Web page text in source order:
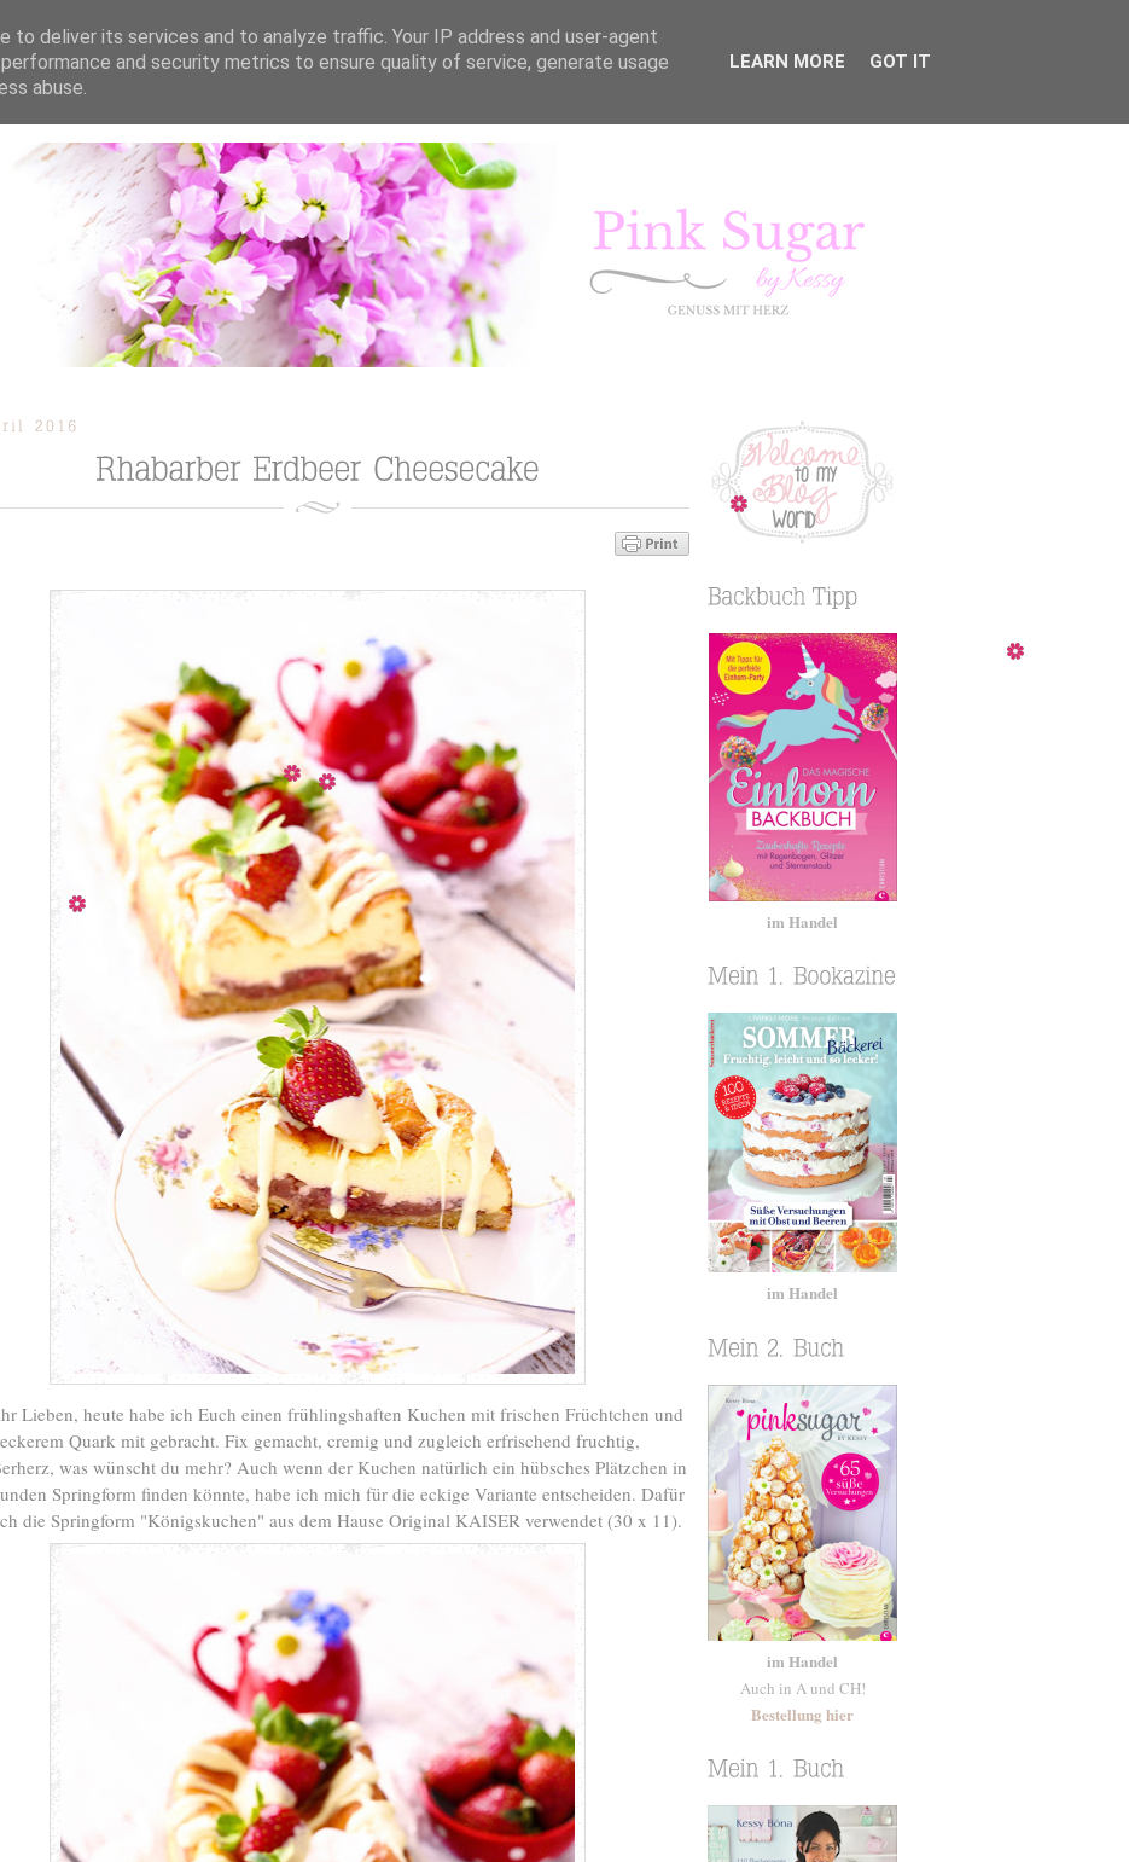
Lieben, heute habe ich Euch einen frühlingshaften Kuchen mit frischen Früchtchen und
Quark mit gebracht. Fix gemacht, cremig und zugleich erfrischend fruchtig,
was wünscht du mehr? Auch wenn der Kuchen natürlich ein hübsches Plätzchen in
Springform finden könnte, habe ich mich für die eckige Variante entscheiden. Dafür
die Springform "Königskuchen" aus dem Hause Original KAISER verwendet (30 x 11).
im Handel
im Handel
im Handel
Auch in A und CH!
Bestellung hier
to deliver its services and to analyze traffic. Your IP address and user-agent
and security metrics to ensure quality of service, generate usage
abuse.
LEARN MORE GOT IT